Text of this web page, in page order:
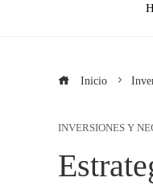
Inicio
INVERSIONES Y